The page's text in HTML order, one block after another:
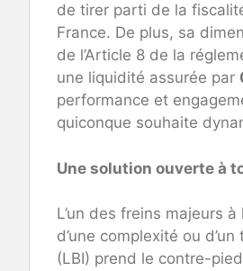
de tirer parti de la
France. De plus, sa
de l’Article 8 de la
une liquidité assurée par
performance et
quiconque souhaite
Une solution ouverte à
L’un des freins majeurs
d’une complexité ou
(LBI) prend le contre-